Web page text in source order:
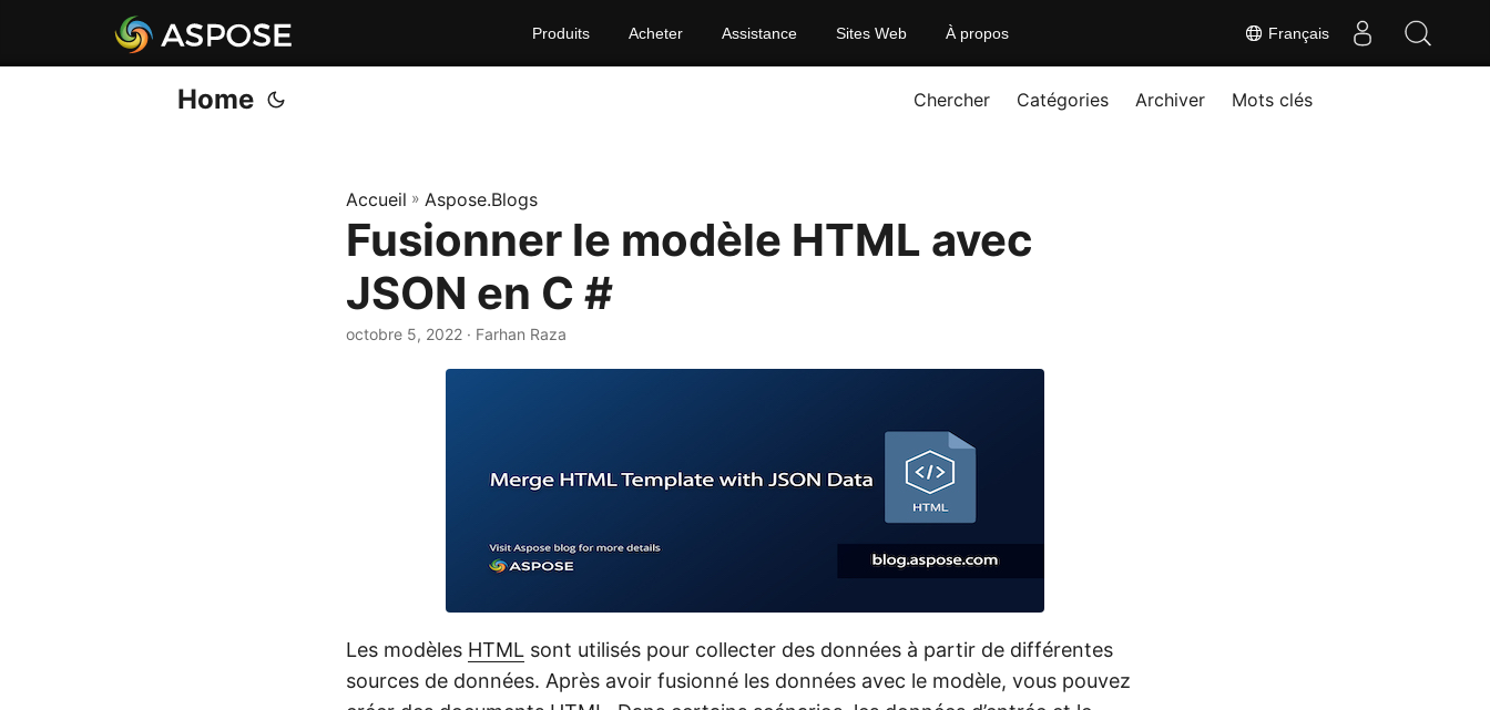
Français
Produits Acheter Assistance Sites Web À propos
Home Chercher Catégories Archiver Mots clés
Accueil » Aspose.Blogs
Fusionner le modèle HTML avec
JSON en C #
octobre 5, 2022 · Farhan Raza
Les modèles HTML sont utilisés pour collecter des données à partir de différentes
sources de données. Après avoir fusionné les données avec le modèle, vous pouvez